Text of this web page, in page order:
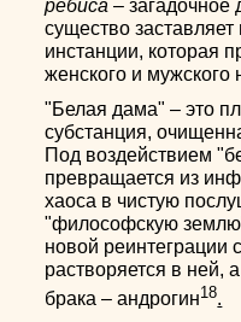
ребиса – загадочное
существо заставляет
инстанции, которая
женского и мужского
"Белая дама" – это
субстанция,
Под воздействием
превращается из
хаоса в чистую
"философскую
новой реинтеграции
растворяется в ней,
брака – андрогин18.